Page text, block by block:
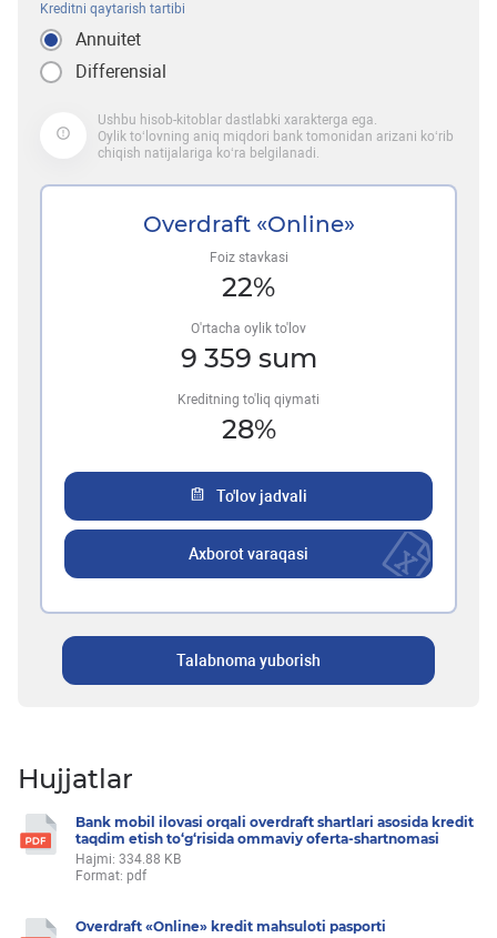
Kreditni qaytarish tartibi
Annuitet
Differensial
Ushbu hisob-kitoblar dastlabki xarakterga ega.
Oylik to‘lovning aniq miqdori bank tomonidan arizani ko‘rib
chiqish natijalariga ko‘ra belgilanadi.
Overdraft «Online»
Foiz stavkasi
22%
O'rtacha oylik to'lov
9 359 sum
Kreditning to'liq qiymati
28%
To'lov jadvali
Axborot varaqasi
Talabnoma yuborish
Hujjatlar
Bank mobil ilovasi orqali overdraft shartlari asosida kredit
taqdim etish to‘g‘risida ommaviy oferta-shartnomasi
Hajmi: 334.88 KB
Format: pdf
Overdraft «Online» kredit mahsuloti pasporti